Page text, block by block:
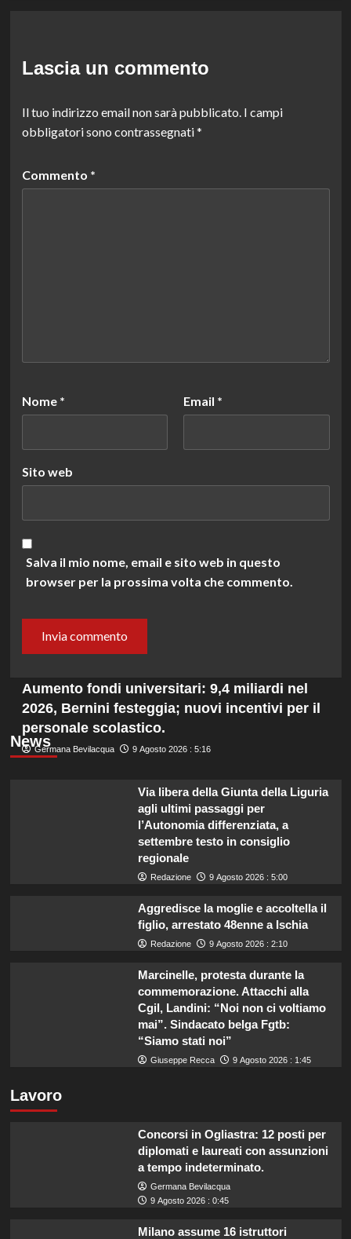
Lascia un commento
Il tuo indirizzo email non sarà pubblicato. I campi
obbligatori sono contrassegnati*
Commento *
Nome * Email *
Sito web
Salva il mio nome, email e sito web in questo
browser per la prossima volta che commento.
News
Aumento fondi universitari: 9,4 miliardi nel
2026, Bernini festeggia; nuovi incentivi per il
personale scolastico.
Germana Bevilacqua 9 Agosto 2026 : 5:16
Via libera della Giunta della Liguria
agli ultimi passaggi per
l’Autonomia differenziata, a
settembre testo in consiglio
regionale
Redazione 9 Agosto 2026 : 5:00
Aggredisce la moglie e accoltella il
figlio, arrestato 48enne a Ischia
Redazione 9 Agosto 2026 : 2:10
Marcinelle, protesta durante la
commemorazione. Attacchi alla
Cgil, Landini: “Noi non ci voltiamo
mai”. Sindacato belga Fgtb:
“Siamo stati noi”
Giuseppe Recca 9 Agosto 2026 : 1:45
Lavoro
Concorsi in Ogliastra: 12 posti per
diplomati e laureati con assunzioni
a tempo indeterminato.
Germana Bevilacqua
9 Agosto 2026 : 0:45
Milano assume 16 istruttori